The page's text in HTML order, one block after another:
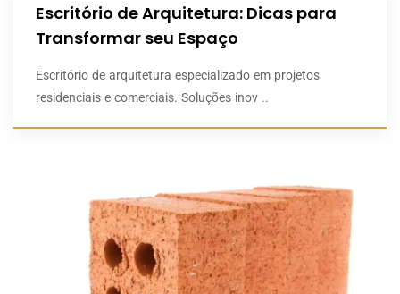
Escritório de Arquitetura: Dicas para
Transformar seu Espaço
Escritório de arquitetura especializado em projetos
residenciais e comerciais. Soluções inov ..